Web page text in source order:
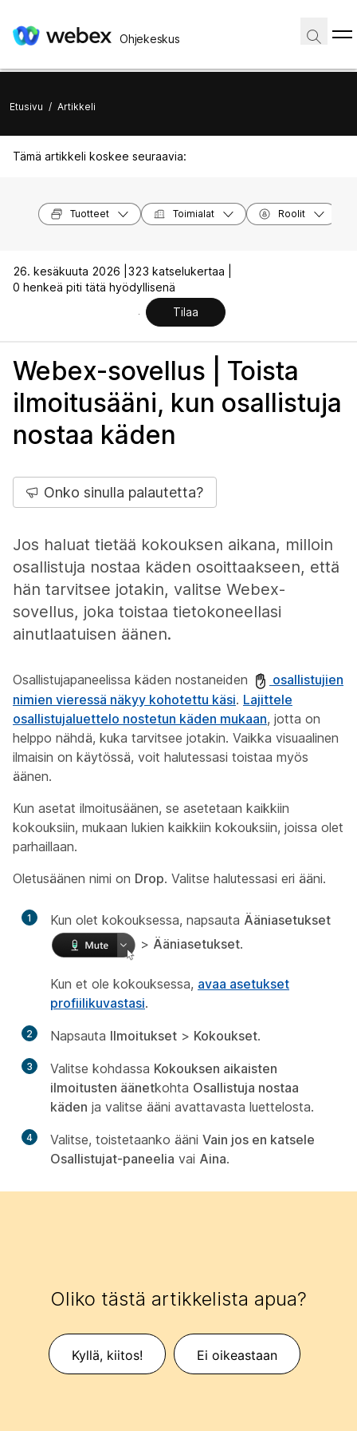
Ohjekeskus
Etusivu / Artikkeli
Tämä artikkeli koskee seuraavia:
Tuotteet Toimialat Roolit
26. kesäkuuta 2026 | 323 katselukertaa |
0 henkeä piti tätä hyödyllisenä
Tilaa
Webex-sovellus | Toista
ilmoitusääni, kun osallistuja
nostaa käden
Onko sinulla palautetta?
Jos haluat tietää kokouksen aikana, milloin
osallistuja nostaa käden osoittaakseen, että
hän tarvitsee jotakin, valitse Webex-
sovellus, joka toistaa tietokoneellasi
ainutlaatuisen äänen.
Osallistujapaneelissa käden nostaneiden
osallistujien
nimien vieressä näkyy kohotettu käsi. Lajittele
osallistujaluettelo nostetun käden mukaan, jotta on
helppo nähdä, kuka tarvitsee jotakin. Vaikka visuaalinen
ilmaisin on käytössä, voit halutessasi toistaa myös
äänen.
Kun asetat ilmoitusäänen, se asetetaan kaikkiin
kokouksiin, mukaan lukien kaikkiin kokouksiin, joissa olet
parhaillaan.
Oletusäänen nimi on Drop. Valitse halutessasi eri ääni.
1 Kun olet kokouksessa, napsauta Ääniasetukset
> Ääniasetukset.
Kun et ole kokouksessa, avaa asetukset
profiilikuvastasi.
2 Napsauta Ilmoitukset > Kokoukset.
3 Valitse kohdassa Kokouksen aikaisten
ilmoitusten äänetkohta Osallistuja nostaa
käden ja valitse ääni avattavasta luettelosta.
4 Valitse, toistetaanko ääni Vain jos en katsele
Osallistujat-paneelia vai Aina.
Oliko tästä artikkelista apua?
Kyllä, kiitos! Ei oikeastaan